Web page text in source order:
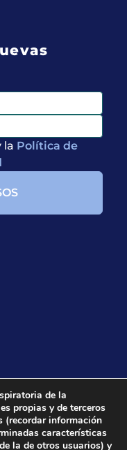
la Política de
de la
propias y de terceros
(recordar información
características
la de otros usuarios) y